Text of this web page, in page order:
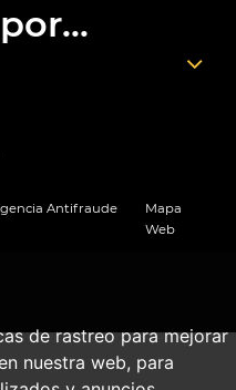
de rastreo para mejorar
nuestra web, para
Antifraude
Mapa
Web